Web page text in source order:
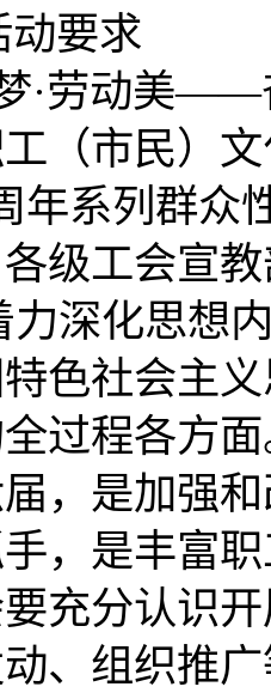
动要求
·劳动美——
（市民）
年系列群众
级工会宣
力深化思想
色社会主
过程各方
，是加强
，是丰富
充分认识
、组织推